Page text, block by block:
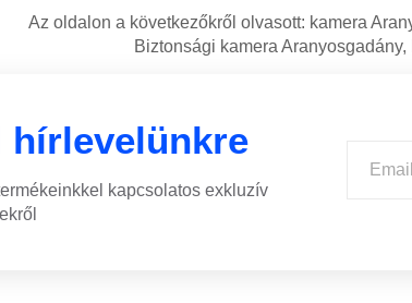
Az oldalon a következőkről olvasott: kamera
Biztonsági kamera
hírlevelünkre
kapcsolatos exkluzív